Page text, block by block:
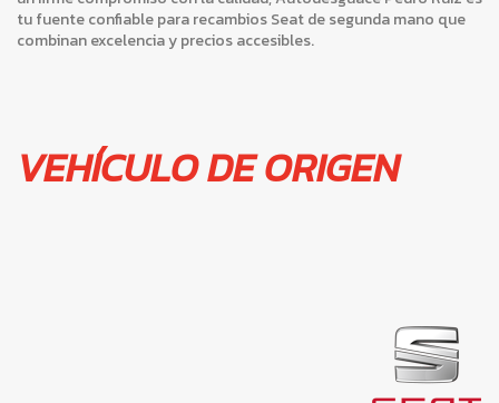
tu fuente confiable para recambios Seat de segunda mano que
combinan excelencia y precios accesibles.
VEHÍCULO DE ORIGEN